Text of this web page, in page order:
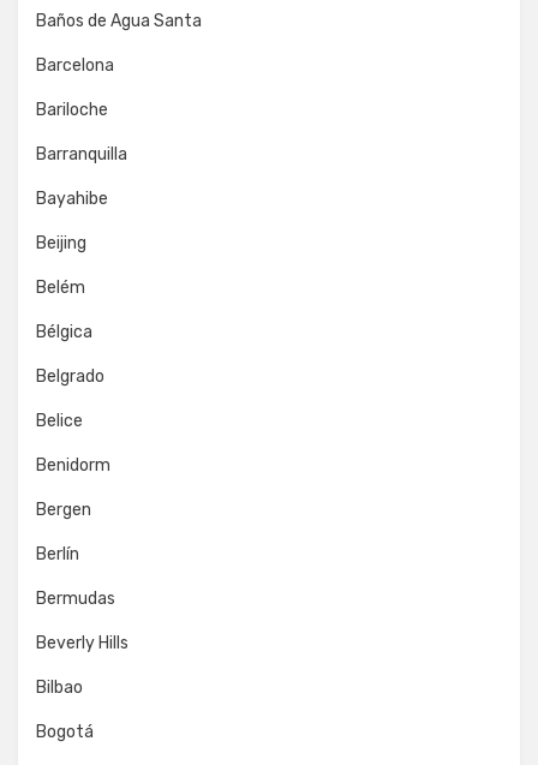
Baños de Agua Santa
Barcelona
Bariloche
Barranquilla
Bayahibe
Beijing
Belém
Bélgica
Belgrado
Belice
Benidorm
Bergen
Berlín
Bermudas
Beverly Hills
Bilbao
Bogotá